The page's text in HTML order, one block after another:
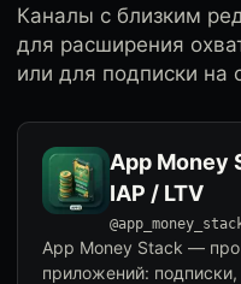
Каналы с близким
для расширения
или для подписки
App Money
IAP / LTV
App Money Stack —
приложений: